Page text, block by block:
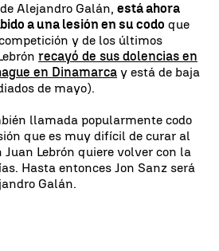
Alejandro Galán, está ahora
a una lesión en su codo que
y de los últimos
recayó de sus dolencias en
en Dinamarca y está de baja
de mayo).
llamada popularmente codo
que es muy difícil de curar al
Juan Lebrón quiere volver con la
Hasta entonces Jon Sanz será
Galán.